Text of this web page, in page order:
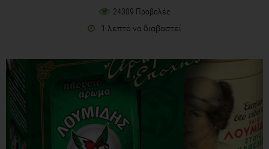
24309 Προβολές
1 λεπτό να διαβαστεί